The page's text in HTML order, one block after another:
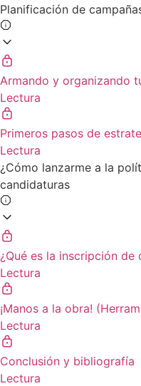
Planificación de
Armando y organizando
Lectura
Primeros pasos de
Lectura
¿Cómo lanzarme a la
candidaturas
¿Qué es la inscripción de
Lectura
¡Manos a la obra!
Lectura
Conclusión y bibliografía
Lectura